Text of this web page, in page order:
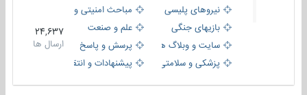
نیروهای پلیسی
مباحث امنیتی و اطلاعاتی
بازیهای جنگی
علم و صنعت
سایت و وبلاگ ها
پرسش و پاسخ
پزشکی و سلامتی
پیشنهادات و انتقادات
24,637
ارسال ها